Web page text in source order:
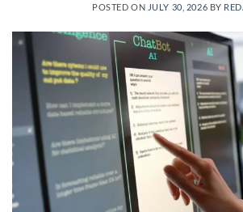
POSTED ON JULY 30, 2026 BY